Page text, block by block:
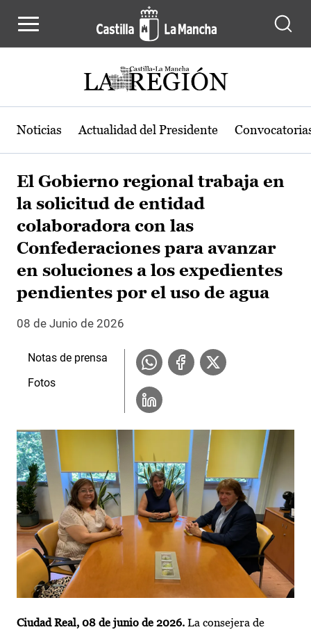
Noticias Actualidad del Presidente
El Gobierno regional trabaja en
la solicitud de entidad
colaboradora con las
Confederaciones para avanzar
en soluciones a los expedientes
pendientes por el uso de agua
08 de Junio de 2026
Ciudad Real, 08 de junio de 2026. La consejera de
Notas de prensa
Fotos